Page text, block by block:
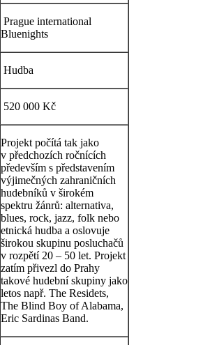
Prague international
Bluenights
Hudba
520 000 Kč
Projekt počítá tak jako
v předchozích ročnících
především s představením
výjimečných zahraničních
hudebníků v širokém
spektru žánrů: alternativa,
blues, rock, jazz, folk nebo
etnická hudba a oslovuje
širokou skupinu posluchačů
v rozpětí 20 – 50 let. Projekt
zatím přivezl do Prahy
takové hudební skupiny jako
letos např. The Residets,
The Blind Boy of Alabama,
Eric Sardinas Band.